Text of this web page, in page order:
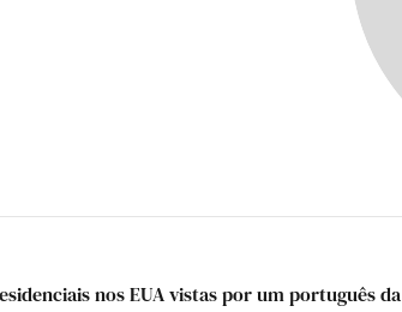
nos EUA vistas por um português da